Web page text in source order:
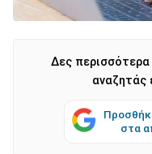
Δες
αναζητάς
στα